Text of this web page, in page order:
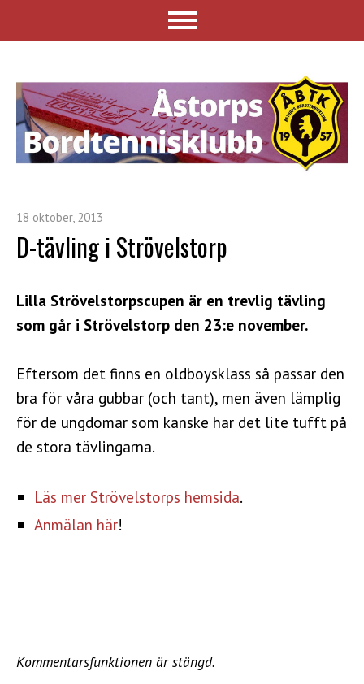
18 oktober, 2013
D-tävling i Strövelstorp
Lilla Strövelstorpscupen är en trevlig tävling
som går i Strövelstorp den 23:e november.
Eftersom det finns en oldboysklass så passar den
bra för våra gubbar (och tant), men även lämplig
för de ungdomar som kanske har det lite tufft på
de stora tävlingarna.
Läs mer Strövelstorps hemsida.
Anmälan här!
Kommentarsfunktionen är stängd.